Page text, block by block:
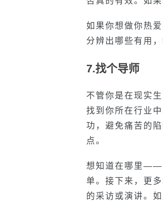
如果你想做你热
分辨出哪些有用，
7.找个导师
不管你是在现实
找到你所在行业
功，避免痛苦的
点。
想知道在哪里——
单。接下来，更
的采访或演讲。